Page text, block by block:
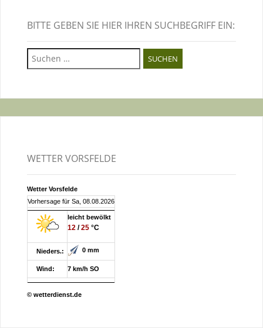
BITTE GEBEN SIE HIER IHREN SUCHBEGRIFF EIN:
Suchen
nach:
WETTER VORSFELDE
Wetter Vorsfelde
Vorhersage für Sa, 08.08.2026
leicht bewölkt
12/25°C
Nieders.: 0 mm
Wind: 7 km/h SO
© wetterdienst.de